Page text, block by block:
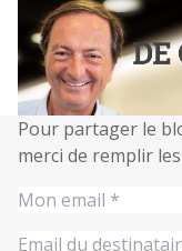
contenu
principal
Pour partager le
merci de remplir